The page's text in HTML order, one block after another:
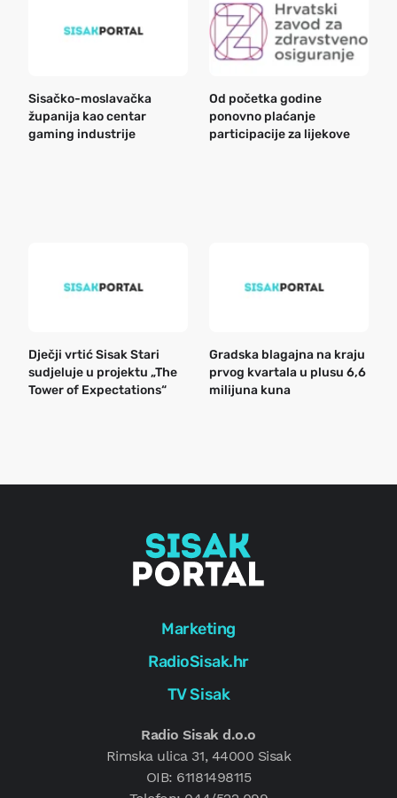
Sisačko-moslavačka
županija kao centar
gaming industrije
Od početka godine
ponovno plaćanje
participacije za lijekove
Dječji vrtić Sisak Stari
sudjeluje u projektu „The
Tower of Expectations“
Gradska blagajna na kraju
prvog kvartala u plusu 6,6
milijuna kuna
Marketing
RadioSisak.hr
TV Sisak
Radio Sisak d.o.o
Rimska ulica 31, 44000 Sisak
OIB: 61181498115